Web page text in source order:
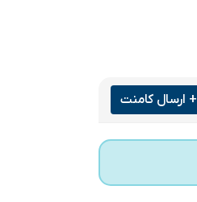
+ ارسال کامنت